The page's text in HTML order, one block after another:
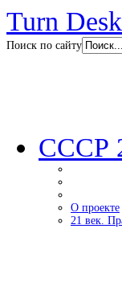
Turn
Поиск по сайту
СССР
О проекте
21 век.